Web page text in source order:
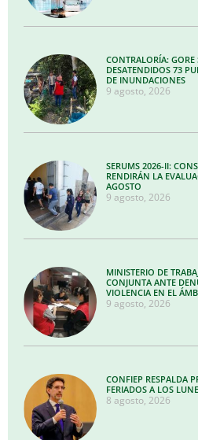
CONTRALORÍA:
DESATENDIDOS 73
DE INUNDACIONES
9 agosto, 2026
SERUMS 2026-II:
RENDIRÁN LA
AGOSTO
9 agosto, 2026
MINISTERIO DE
CONJUNTA ANTE
VIOLENCIA EN EL
9 agosto, 2026
CONFIEP RESPALDA
FERIADOS A LOS
8 agosto, 2026